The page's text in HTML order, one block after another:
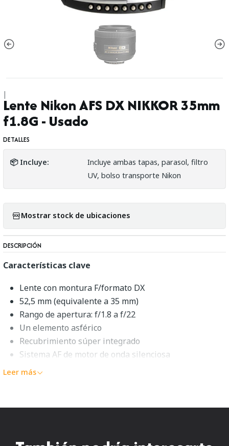
|
Lente Nikon AFS DX NIKKOR 35mm
f1.8G - Usado
DETALLES
📦 Incluye:
Incluye ambas tapas, parasol, filtro
UV, bolso transporte Nikon
Mostrar stock de ubicaciones
DESCRIPCIÓN
Características clave
Lente con montura F/formato DX
52,5 mm (equivalente a 35 mm)
Rango de apertura: f/1.8 a f/22
Un elemento asférico
Recubrimiento súper integrado
Sistema AF de motor de onda silenciosa
Diafragma redondeado de 7 aspas
f/1.8G Resumen
DX NIKKOR 35mm f/1.8GdeNikones una lente
Leer más